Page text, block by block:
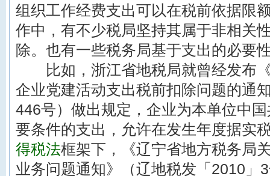
组织工作经费支出可以在税前依据限
作中，有不少税局坚持其属于非相关
除。也有一些税务局基于支出的必要
比如，浙江省地税局就曾经发布《
企业党建活动支出税前扣除问题的通
446号）做出规定，企业为本单位中
要条件的支出，允许在发生年度据实
得税法框架下，《辽宁省地方税务局
业务问题通知》（辽地税发「2010」